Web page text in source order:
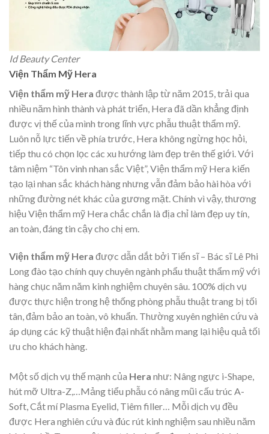
Id Beauty Center
Viện Thẩm Mỹ Hera
Viện thẩm mỹ Hera được thành lập từ năm 2015, trải qua
nhiều năm hình thành và phát triển, Hera đã dần khẳng định
được vị thế của mình trong lĩnh vực phẫu thuật thẩm mỹ.
Luôn nỗ lực tiến về phía trước, Hera không ngừng học hỏi,
tiếp thu có chọn lọc các xu hướng làm đẹp trên thế giới. Với
tâm niệm “Tôn vinh nhan sắc Việt”, Viện thẩm mỹ Hera kiến
tạo lại nhan sắc khách hàng nhưng vẫn đảm bảo hài hòa với
những đường nét khác của gương mặt. Chính vì vậy, thương
hiệu Viện thẩm mỹ Hera chắc chắn là địa chỉ làm đẹp uy tín,
an toàn, đáng tin cậy cho chị em.
Viện thẩm mỹ Hera được dẫn dắt bởi Tiến sĩ – Bác sĩ Lê Phi
Long đào tạo chính quy chuyên ngành phẩu thuật thẩm mỹ với
hàng chục năm năm kinh nghiệm chuyên sâu. 100% dịch vụ
được thực hiện trong hệ thống phòng phẫu thuật trang bị tối
tân, đảm bảo an toàn, vô khuẩn. Thường xuyên nghiên cứu và
áp dụng các kỹ thuật hiện đại nhất nhằm mang lại hiệu quả tối
ưu cho khách hàng.
Một số dịch vụ thế mạnh của Hera như: Nâng ngực i-Shape,
hút mỡ Ultra-Z,…Mảng tiểu phẫu có nâng mũi cấu trúc A-
Soft, Cắt mí Plasma Eyelid, Tiêm filler… Mỗi dịch vụ đều
được Hera nghiên cứu và đúc rút kinh nghiệm sau nhiều năm